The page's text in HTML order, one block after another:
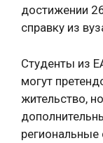
достижении
справку из
Студенты из
могут
жительство,